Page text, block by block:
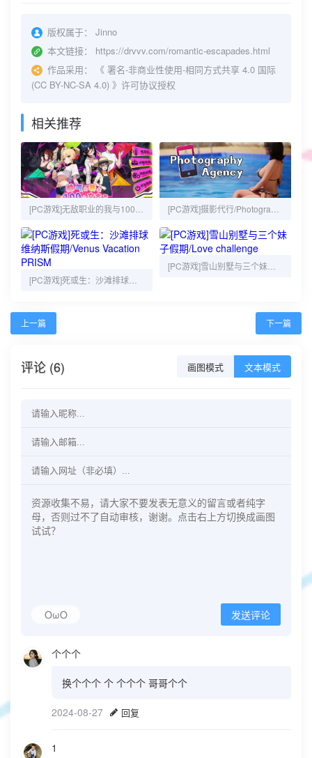
版权属于：
Jinno
本文链接：
https://drvvv.com/romantic-escapades.html
作品采用：
《 署名-非商业性使用-相同方式共享 4.0 国际
(CC BY-NC-SA 4.0) 》许可协议授权
相关推荐
[PC游戏]无敌职业的我与100个女友 [PC游戏]摄影代行/Photography Agency
[PC游戏]死或生：沙滩排球维纳斯假期/Venus Vacation PRISM
[PC游戏]雪山别墅与三个妹子假期/Love challenge
上一篇 下一篇
评论 (6) 画图模式 文本模式
OωO 发送评论
个个个
换个个个 个 个个个 哥哥个个
2024-08-27 回复
1